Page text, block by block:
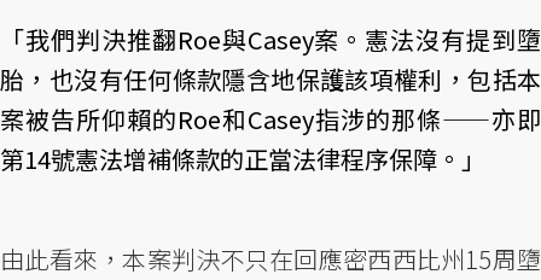
「我們判決推翻Roe與Casey案。憲法沒有提到墮
胎，也沒有任何條款隱含地保護該項權利，包括本
案被告所仰賴的Roe和Casey指涉的那條——亦即
第14號憲法增補條款的正當法律程序保障。」
由此看來，本案判決不只在回應密西西比州15周墮